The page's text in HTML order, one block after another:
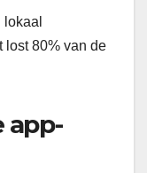
lost 80% van de
app-